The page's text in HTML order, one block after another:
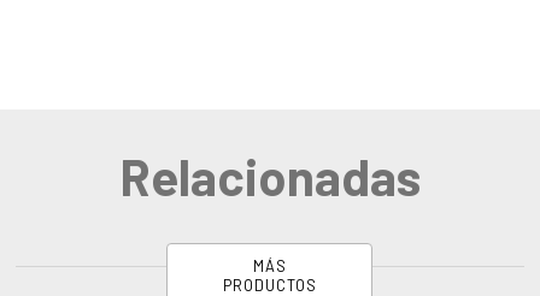
Relacionadas
MÁS
PRODUCTOS